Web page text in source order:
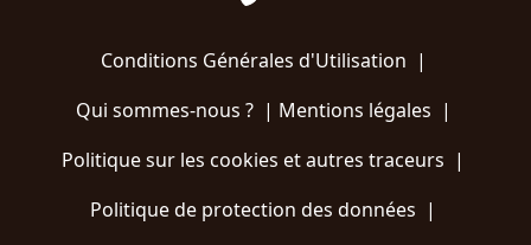
Conditions Générales d'Utilisation |
Qui sommes-nous ?| Mentions légales |
Politique sur les cookies et autres traceurs |
Politique de protection des données |